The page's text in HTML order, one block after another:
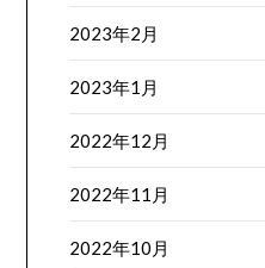
2023年2月
2023年1月
2022年12月
2022年11月
2022年10月